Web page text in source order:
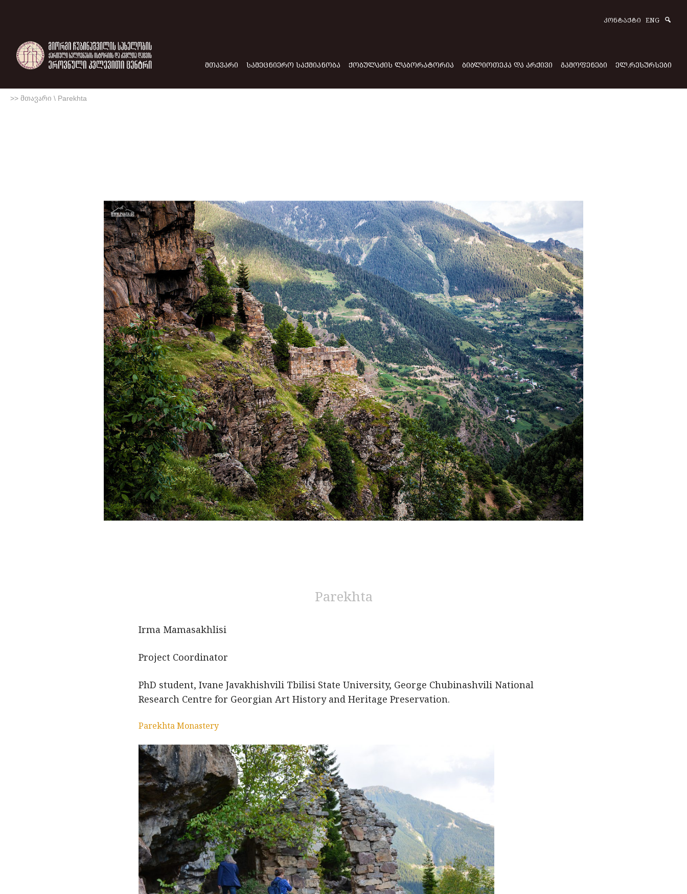
ᲙᲝᲜᲢᲐᲥᲢᲘ ENG
ᲛᲗᲐᲕᲐᲠᲘ ᲡᲐᲛᲔᲪᲜᲘᲔᲠᲝ ᲡᲐᲥᲛᲘᲐᲜᲝᲑᲐ ᲥᲝᲑᲣᲚᲐᲫᲘᲡ ᲚᲐᲑᲝᲠᲐᲢᲝᲠᲘᲐ ᲑᲘᲑᲚᲘᲝᲗᲔᲙᲐ ᲓᲐ ᲐᲠᲥᲘᲕᲘ ᲒᲐᲛᲝᲤᲔᲜᲔᲑᲘ ᲔᲚ.ᲠᲔᲡᲣᲠᲡᲔᲑᲘ
>> მთავარი \ Parekhta
Parekhta
Irma Mamasakhlisi
Project Coordinator
PhD student, Ivane Javakhishvili Tbilisi State University, George Chubinashvili National
Research Centre for Georgian Art History and Heritage Preservation.
Parekhta Monastery